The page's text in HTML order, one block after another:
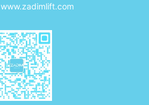
www.zadimlift.com